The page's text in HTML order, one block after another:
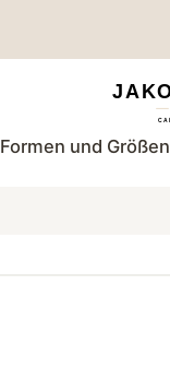
Formen und Größen